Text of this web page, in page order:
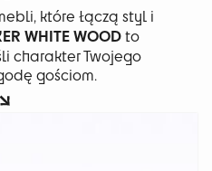
które łączą styl i
WHITE WOODto
charakter Twojego
gościom.